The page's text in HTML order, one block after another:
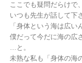
ここでも疑問だらけで
いつも先生が話して下
「身体という海は広い
僕だって今だに海の広
…と。
未熟な私も「身体の海